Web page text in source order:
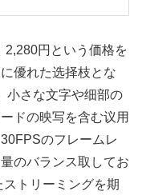
円という価格を
優れた选择枝とな
小さな文字や细部の
ドの映写を含む议用
のフレームレ
のバランス取してお
トリーミングを期